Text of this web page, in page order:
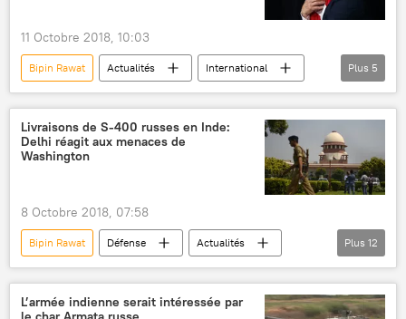
11 Octobre 2018, 10:03
Bipin Rawat Actualités
International
Inde
Russie
Donald Trump
S-400
réponse
Plus 5
Livraisons de S-400 russes en Inde:
Delhi réagit aux menaces de
Washington
8 Octobre 2018, 07:58
Bipin Rawat Défense
Actualités
International
Russie
États-Unis
Inde
Moscou
Washington
Plus 12
L’armée indienne serait intéressée par